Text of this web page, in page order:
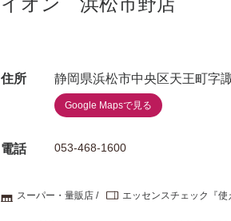
住所 静岡県浜松市中央区天王町字
Google Mapsで見る
電話 053-468-1600
スーパー・量販店 エッセンスチェック『使